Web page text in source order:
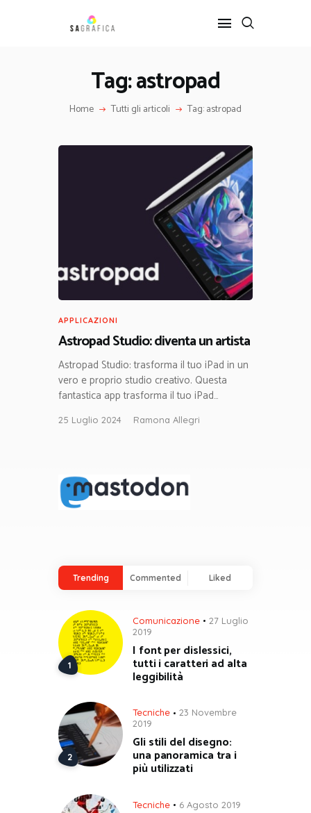
Tag: astropad
Home Tutti gli articoli Tag: astropad
GRAFICA
APPLICAZIONI
Astropad Studio: diventa un artista
Astropad Studio: trasforma il tuo iPad in un
vero e proprio studio creativo. Questa
fantastica app trasforma il tuo iPad…
25 Luglio 2024 Ramona Allegri
Trending Commented Liked
Comunicazione
27 Luglio
2019
I font per dislessici,
tutti i caratteri ad alta
leggibilità
Tecniche
23 Novembre
2019
Gli stili del disegno:
una panoramica tra i
più utilizzati
Tecniche 6 Agosto 2019